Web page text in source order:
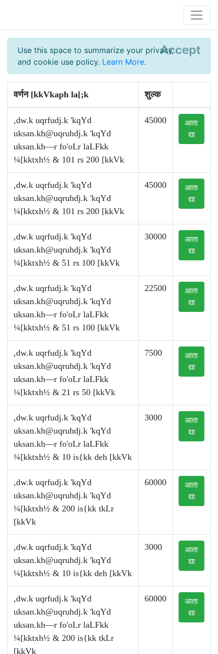
Use this space to summarize your privacy
and cookie use policy. Learn More.
Accept
वर्णन [kkVkaph la[;k शुल्क
,dw.k uqrfudj.k 'kqYd
uksan.kh@uqruhdj.k 'kqYd
uksan.kh—r fo'oLr laLFkk
¼[kktxh½ & 101 rs 200 [kkVk
45000
आता
द्या
,dw.k uqrfudj.k 'kqYd
uksan.kh@uqruhdj.k 'kqYd
¼[kktxh½ & 101 rs 200 [kkVk
45000
आता
द्या
,dw.k uqrfudj.k 'kqYd
uksan.kh@uqruhdj.k 'kqYd
¼[kktxh½ & 51 rs 100 [kkVk
30000
आता
द्या
,dw.k uqrfudj.k 'kqYd
uksan.kh@uqruhdj.k 'kqYd
uksan.kh—r fo'oLr laLFkk
¼[kktxh½ & 51 rs 100 [kkVk
22500
आता
द्या
,dw.k uqrfudj.k 'kqYd
uksan.kh@uqruhdj.k 'kqYd
uksan.kh—r fo'oLr laLFkk
¼[kktxh½ & 21 rs 50 [kkVk
7500
आता
द्या
,dw.k uqrfudj.k 'kqYd
uksan.kh@uqruhdj.k 'kqYd
uksan.kh—r fo'oLr laLFkk
¼[kktxh½ & 10 is{kk deh [kkVk
3000
आता
द्या
,dw.k uqrfudj.k 'kqYd
uksan.kh@uqruhdj.k 'kqYd
¼[kktxh½ & 200 is{kk tkLr
[kkVk
60000
आता
द्या
,dw.k uqrfudj.k 'kqYd
uksan.kh@uqruhdj.k 'kqYd
¼[kktxh½ & 10 is{kk deh [kkVk
3000
आता
द्या
,dw.k uqrfudj.k 'kqYd
uksan.kh@uqruhdj.k 'kqYd
uksan.kh—r fo'oLr laLFkk
¼[kktxh½ & 200 is{kk tkLr
[kkVk
60000
आता
द्या